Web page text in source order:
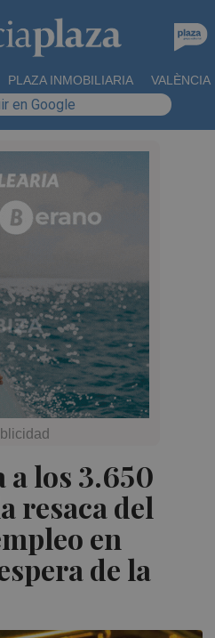
PLAZA INMOBILIARIA VALÈNCIA
en Google
a los 3.650
resaca del
en
de la